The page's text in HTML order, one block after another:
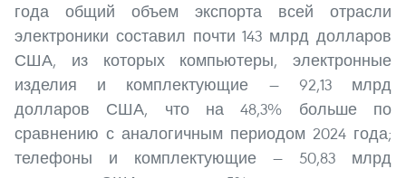
года общий объем экспорта всей отрасли
электроники составил почти 143 млрд долларов
США, из которых компьютеры, электронные
изделия и комплектующие — 92,13 млрд
долларов США, что на 48,3% больше по
сравнению с аналогичным периодом 2024 года;
телефоны и комплектующие — 50,83 млрд